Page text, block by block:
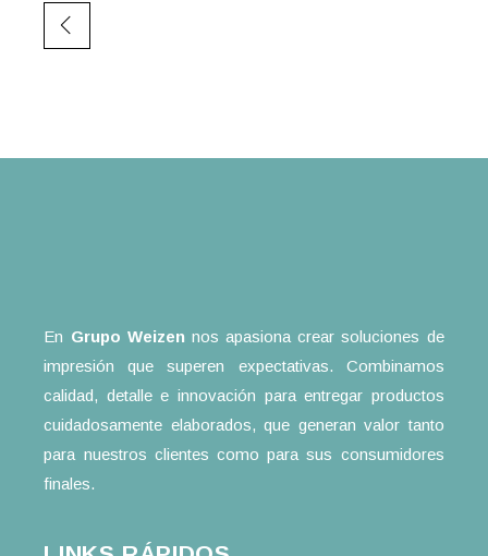
En Grupo Weizen nos apasiona crear soluciones de
impresión que superen expectativas. Combinamos
calidad, detalle e innovación para entregar productos
cuidadosamente elaborados, que generan valor tanto
para nuestros clientes como para sus consumidores
finales.